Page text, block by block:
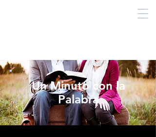
Un Minuto con la
Palabra